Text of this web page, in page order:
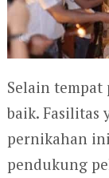
Selain
baik. Fasilitas
pernikahan
pendukung